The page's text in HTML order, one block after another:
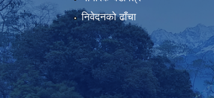
निवेदनको ढाँचा